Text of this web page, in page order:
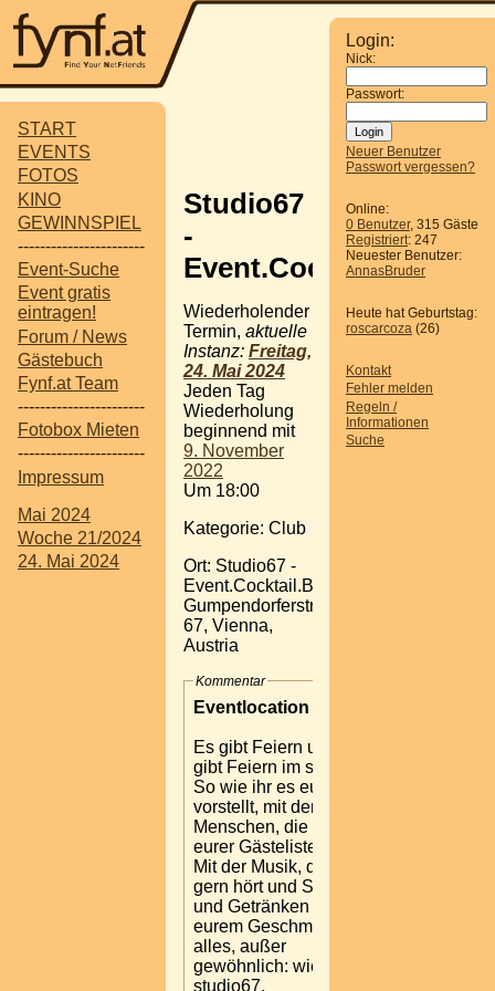
START
EVENTS
FOTOS
KINO
GEWINNSPIEL
-----------------------
Event-Suche
Event gratis
eintragen!
Forum / News
Gästebuch
Fynf.at Team
-----------------------
Fotobox Mieten
-----------------------
Impressum
Mai 2024
Woche 21/2024
24. Mai 2024
Login:
Nick:
Passwort:
Neuer Benutzer
Passwort vergessen?
Online:
0 Benutzer, 315 Gäste
Registriert: 247
Neuester Benutzer:
AnnasBruder
Heute hat Geburtstag:
roscarcoza (26)
Kontakt
Fehler melden
Regeln /
Informationen
Suche
Studio67
-
Event.Cocktail.Bar
Wiederholender
Termin, aktuelle
Instanz: Freitag,
24. Mai 2024
Jeden Tag
Wiederholung
beginnend mit
9. November
2022
Um 18:00
Kategorie: Club
Ort: Studio67 -
Event.Cocktail.Bar
Gumpendorferstrasse
67, Vienna,
Austria
Kommentar
Eventlocation in Wien
Es gibt Feiern und es
gibt Feiern im studio67.
So wie ihr es euch
vorstellt, mit den
Menschen, die ihr auf
eurer Gästeliste habt.
Mit der Musik, die ihr
gern hört und Speisen
und Getränken nach
eurem Geschmack. Also
alles, außer
gewöhnlich: wie das
studio67.